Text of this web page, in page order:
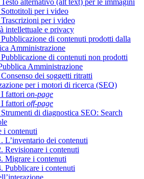
per i video
per i video
intellettuale e privacy
di contenuti prodotti dalla
Amministrazione
di contenuti non prodotti
Amministrazione
dei soggetti ritratti
per i motori di ricerca (SEO)
fattori on-page
fattori off-page
di diagnostica SEO: Search
i contenuti
L’inventario dei contenuti
Revisionare i contenuti
Migrare i contenuti
Pubblicare i contenuti